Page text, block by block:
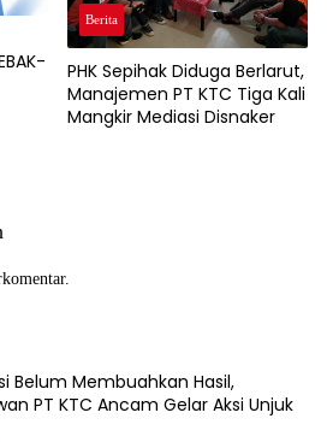
Berita
PHK Sepihak Diduga Berlarut,
Manajemen PT KTC Tiga Kali
Mangkir Mediasi Disnaker
Belum Membuahkan Hasil,
PT KTC Ancam Gelar Aksi Unjuk